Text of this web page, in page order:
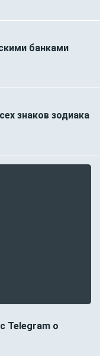
банками
знаков зодиака
Telegram о